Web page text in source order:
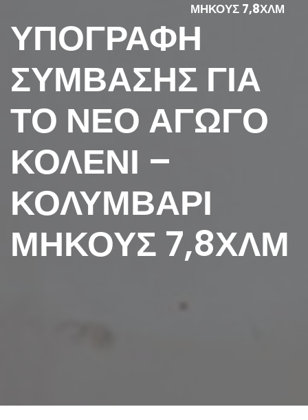
ΜΗΚΟΥΣ 7,8ΧΛΜ
ΥΠΟΓΡΑΦΗ
ΣΥΜΒΑΣΗΣ ΓΙΑ
ΤΟ ΝΕΟ ΑΓΩΓΟ
ΚΟΛΕΝΙ –
ΚΟΛΥΜΒΑΡΙ
ΜΗΚΟΥΣ 7,8ΧΛΜ